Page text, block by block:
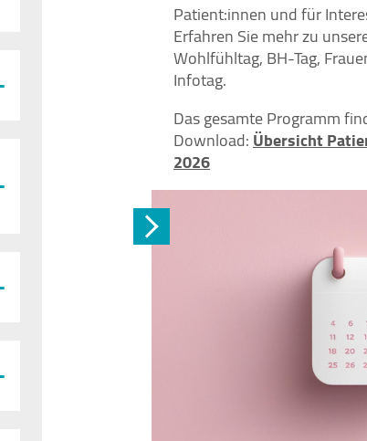
Patient:innen und für
Erfahren Sie mehr zu
Wohlfühltag, BH-Tag,
Infotag.
Das gesamte Programm
Download:Übersicht
2026